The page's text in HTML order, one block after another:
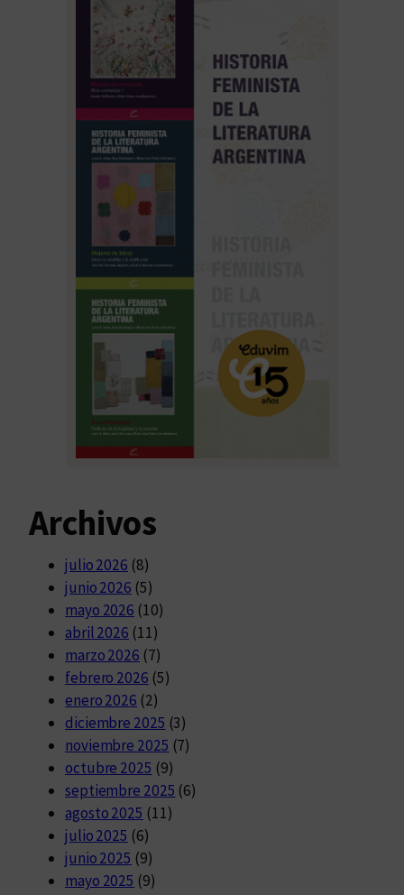
Archivos
julio 2026 (8)
junio 2026 (5)
mayo 2026 (10)
abril 2026 (11)
marzo 2026 (7)
febrero 2026 (5)
enero 2026 (2)
diciembre 2025 (3)
noviembre 2025 (7)
octubre 2025 (9)
septiembre 2025 (6)
agosto 2025 (11)
julio 2025 (6)
junio 2025 (9)
mayo 2025 (9)